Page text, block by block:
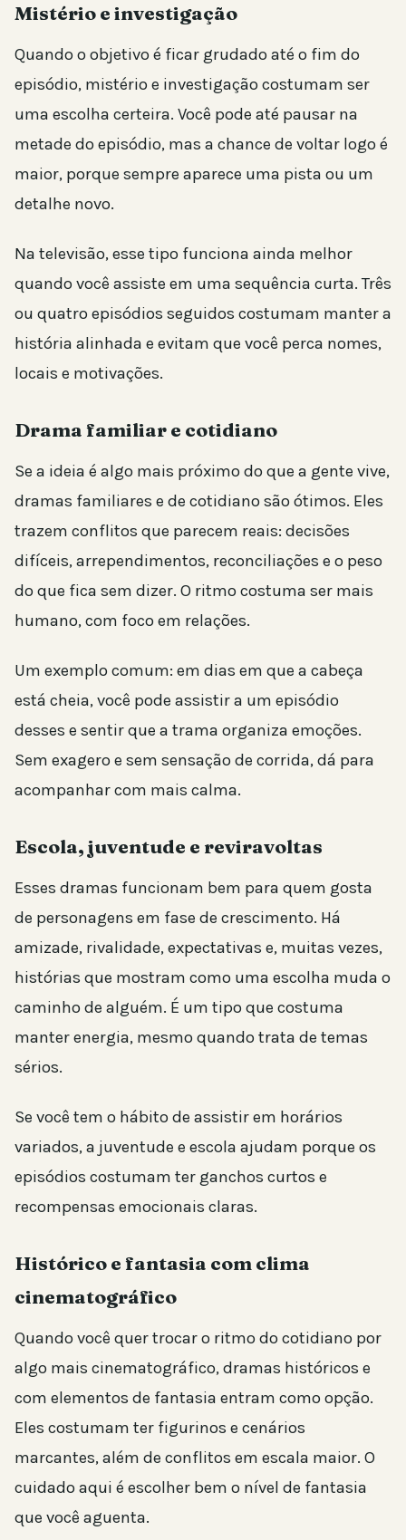
Mistério e investigação
Quando o objetivo é ficar grudado até o fim do
episódio, mistério e investigação costumam ser
uma escolha certeira. Você pode até pausar na
metade do episódio, mas a chance de voltar logo é
maior, porque sempre aparece uma pista ou um
detalhe novo.
Na televisão, esse tipo funciona ainda melhor
quando você assiste em uma sequência curta. Três
ou quatro episódios seguidos costumam manter a
história alinhada e evitam que você perca nomes,
locais e motivações.
Drama familiar e cotidiano
Se a ideia é algo mais próximo do que a gente vive,
dramas familiares e de cotidiano são ótimos. Eles
trazem conflitos que parecem reais: decisões
difíceis, arrependimentos, reconciliações e o peso
do que fica sem dizer. O ritmo costuma ser mais
humano, com foco em relações.
Um exemplo comum: em dias em que a cabeça
está cheia, você pode assistir a um episódio
desses e sentir que a trama organiza emoções.
Sem exagero e sem sensação de corrida, dá para
acompanhar com mais calma.
Escola, juventude e reviravoltas
Esses dramas funcionam bem para quem gosta
de personagens em fase de crescimento. Há
amizade, rivalidade, expectativas e, muitas vezes,
histórias que mostram como uma escolha muda o
caminho de alguém. É um tipo que costuma
manter energia, mesmo quando trata de temas
sérios.
Se você tem o hábito de assistir em horários
variados, a juventude e escola ajudam porque os
episódios costumam ter ganchos curtos e
recompensas emocionais claras.
Histórico e fantasia com clima
cinematográfico
Quando você quer trocar o ritmo do cotidiano por
algo mais cinematográfico, dramas históricos e
com elementos de fantasia entram como opção.
Eles costumam ter figurinos e cenários
marcantes, além de conflitos em escala maior. O
cuidado aqui é escolher bem o nível de fantasia
que você aguenta.